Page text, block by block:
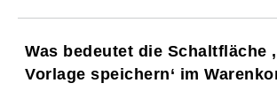
Was bedeutet die Schaltfläche
Vorlage speichern‘ im